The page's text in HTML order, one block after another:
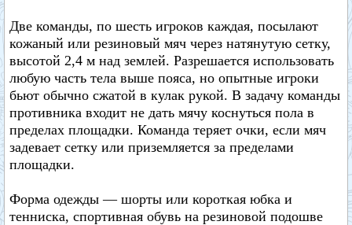
Две команды, по шесть игроков каждая, посылают
кожаный или резиновый мяч через натянутую сетку,
высотой 2,4 м над землей. Разрешается использовать
любую часть тела выше пояса, но опытные игроки
бьют обычно сжатой в кулак рукой. В задачу команды
противника входит не дать мячу коснуться пола в
пределах площадки. Команда теряет очки, если мяч
задевает сетку или приземляется за пределами
площадки.
Форма одежды — шорты или короткая юбка и
тенниска, спортивная обувь на резиновой подошве